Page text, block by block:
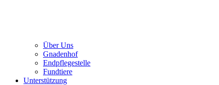
Über Uns
Gnadenhof
Endpflegestelle
Fundtiere
Unterstützung